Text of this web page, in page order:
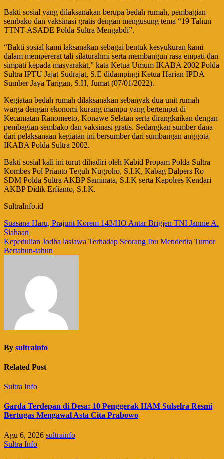
Bakti sosial yang dilaksanakan berupa bedah rumah, pembagian
sembako dan vaksinasi gratis dengan mengusung tema “19 Tahun
TTNT-ASADE Polda Sultra Mengabdi”.
“Bakti sosial kami laksanakan sebagai bentuk kesyukuran kami
dalam mempererat tali silaturahmi serta membangun rasa empati dan
simpati kepada masyarakat,” kata Ketua Umum IKABA 2002 Polda
Sultra IPTU Jajat Sudrajat, S.E didampingi Ketua Harian IPDA
Sumber Jaya Tarigan, S.H, Jumat (07/01/2022).
Kegiatan bedah rumah dilaksanakan sebanyak dua unit rumah
warga dengan ekonomi kurang mampu yang bertempat di
Kecamatan Ranomeeto, Konawe Selatan serta dirangkaikan dengan
pembagian sembako dan vaksinasi gratis. Sedangkan sumber dana
dari pelaksanaan kegiatan ini bersumber dari sumbangan anggota
IKABA Polda Sultra 2002.
Bakti sosial kali ini turut dihadiri oleh Kabid Propam Polda Sultra
Kombes Pol Prianto Teguh Nugroho, S.I.K, Kabag Dalpers Ro
SDM Polda Sultra AKBP Saminata, S.I.K serta Kapolres Kendari
AKBP Didik Erfianto, S.I.K.
SultraInfo.id
Navigasi
pos
Suasana Haru, Prajurit Korem 143/HO Antar Brigjen TNI Jannie A.
Siahaan
Kepedulian Jodha lasiawa Terhadap Seorang Ibu Menderita Tumor
Bertahun-tahun
By sultrainfo
Related Post
Sultra Info
Garda Terdepan di Desa: 10 Penggerak HAM Sulselra Resmi
Bertugas Mengawal Asta Cita Prabowo
Agu 6, 2026 sultrainfo
Sultra Info